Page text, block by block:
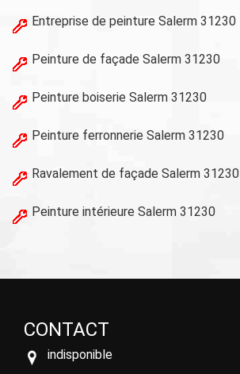
Entreprise de peinture Salerm 31230
Peinture de façade Salerm 31230
Peinture boiserie Salerm 31230
Peinture ferronnerie Salerm 31230
Ravalement de façade Salerm 31230
Peinture intérieure Salerm 31230
CONTACT
indisponible